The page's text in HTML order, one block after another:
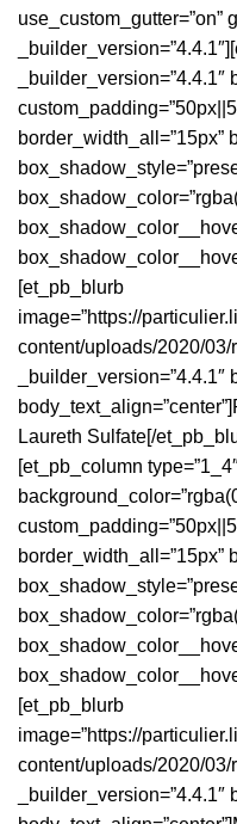
use_custom_gutter=”on”
border_width_all=”15px”
[et_pb_blurb
image=”https://
content/uploads/2020/03/
Laureth Sulfate[/
[et_pb_column
border_width_all=”15px”
[et_pb_blurb
image=”https://
content/uploads/2020/03/